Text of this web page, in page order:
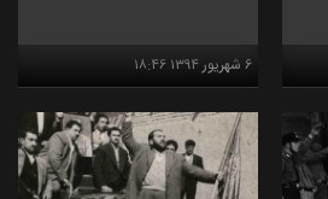
۶ شهريور ۱۳۹۴ ۱۸:۴۶